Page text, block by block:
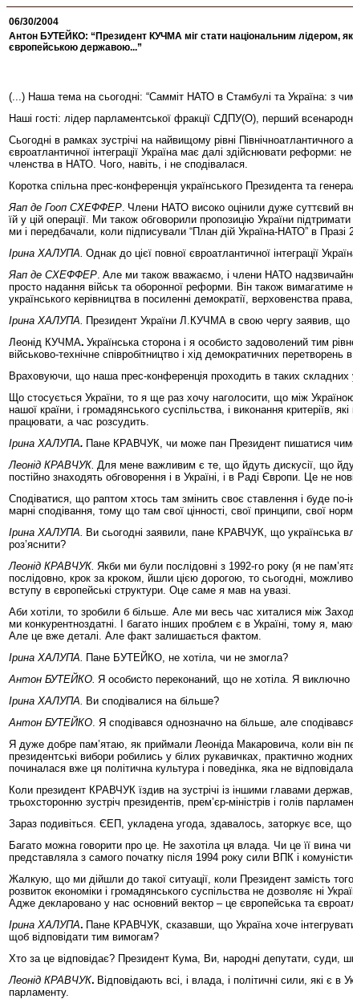
06/30/2004
Антон БУТЕЙКО: “Президент КУЧМА міг стати національним лідером,
європейською державою...”
(...) Наша тема на сьогодні: “Самміт НАТО в Стамбулі та Україна: з
Наші гості: лідер парламентської фракції СДПУ(О), перший
Сьогодні в рамках зустрічі на найвищому рівні
євроатлантичної інтеграції Україна має далі здійснювати реформи:
членства в НАТО. Чого, навіть, і не сподівалася.
Коротка спільна прес-конференція українського Президента та
Яап де Гооп СХЕФФЕР. Члени НАТО високо оцінили дуже суттєвий
їй у цій операції. Ми також обговорили пропозицію України
ми і передбачали, коли підписували “План дій Україна-НАТО” в Празі
Ірина ХАЛУПА. Однак до цієї повної євроатлантичної інтеграції
Яап де СХЕФФЕР. Але ми також вважаємо, і члени НАТО надзвичайно
просто надання військ та оборонної реформи. Він також
українського керівництва в посиленні демократії, верховенства
Ірина ХАЛУПА. Президент України Л.КУЧМА в свою чергу заявив, що
Леонід КУЧМА. Українська сторона і я особисто задоволений тим
військово-технічне співробітництво і хід демократичних
Враховуючи, що наша прес-конференція проходить в таких
Що стосується України, то я ще раз хочу наголосити, що між
нашої країни, і громадянського суспільства, і виконання
працювати, а час розсудить.
Ірина ХАЛУПА. Пане КРАВЧУК, чи може пан Президент пишатися
Леонід КРАВЧУК. Для мене важливим є те, що йдуть дискусії, що
постійно знаходять обговорення і в Україні, і в Раді Європи. Це не
Сподіватися, що раптом хтось там змінить своє ставлення і буде
марні сподівання, тому що там свої цінності, свої принципи, свої
Ірина ХАЛУПА. Ви сьогодні заявили, пане КРАВЧУК, що українська
роз’яснити?
Леонід КРАВЧУК. Якби ми були послідовні з 1992-го року (я не
послідовно, крок за кроком, йшли цією дорогою, то сьогодні,
вступу в європейські структури. Оце саме я мав на увазі.
Аби хотіли, то зробили б більше. Але ми весь час хиталися між
ми конкурентноздатні. І багато інших проблем є в Україні, тому я,
Але це вже деталі. Але факт залишається фактом.
Ірина ХАЛУПА. Пане БУТЕЙКО, не хотіла, чи не змогла?
Антон БУТЕЙКО. Я особисто переконаний, що не хотіла. Я виключно
Ірина ХАЛУПА. Ви сподівалися на більше?
Антон БУТЕЙКО. Я сподівався однозначно на більше, але
Я дуже добре пам’ятаю, як приймали Леоніда Макаровича, коли він
президентські вибори робились у білих рукавичках, практично
починалася вже ця політична культура і поведінка, яка не
Коли президент КРАВЧУК їздив на зустрічі із іншими главами
трьохсторонню зустріч президентів, прем’єр-міністрів і голів
Зараз подивіться. ЄЕП, укладена угода, здавалось, заторкує все, що
Багато можна говорити про це. Не захотіла ця влада. Чи це її вина
представляла з самого початку після 1994 року сили ВПК і
Жалкую, що ми дійшли до такої ситуації, коли Президент замість
розвиток економіки і громадянського суспільства не дозволяє ні
Адже декларовано у нас основний вектор – це європейська та
Ірина ХАЛУПА. Пане КРАВЧУК, сказавши, що Україна хоче
щоб відповідати тим вимогам?
Хто за це відповідає? Президент Кума, Ви, народні депутати, суди,
Леонід КРАВЧУК. Відповідають всі, і влада, і політичні сили, які
парламенту.